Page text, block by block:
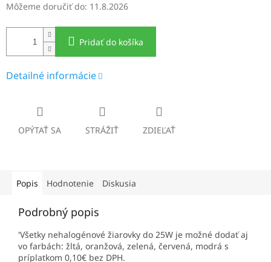
Môžeme doručiť do: 11.8.2026
Pridať do košíka
Detailné informácie
OPÝTAŤ SA STRÁŽIŤ ZDIEĽAŤ
Popis Hodnotenie Diskusia
Podrobný popis
'Všetky nehalogénové žiarovky do 25W je možné dodať aj
vo farbách: žltá, oranžová, zelená, červená, modrá s
príplatkom 0,10€ bez DPH.